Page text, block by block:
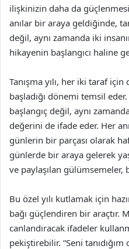
ilişkinizin daha da
anılar bir araya geldiğinde,
değil, aynı zamanda iki
hikayenin başlangıcı haline
Tanışma yılı, her iki taraf
başladığı dönemi temsil
başlangıç değil, aynı
değerini de ifade eder. Her
günlerin bir parçası olarak
günlerde bir araya gelerek
ve paylaşılan gülümsemeler,
Bu özel yılı kutlamak için
bağı güçlendiren bir araçtır.
canlandıracak ifadeler
pekiştirebilir. “Seni